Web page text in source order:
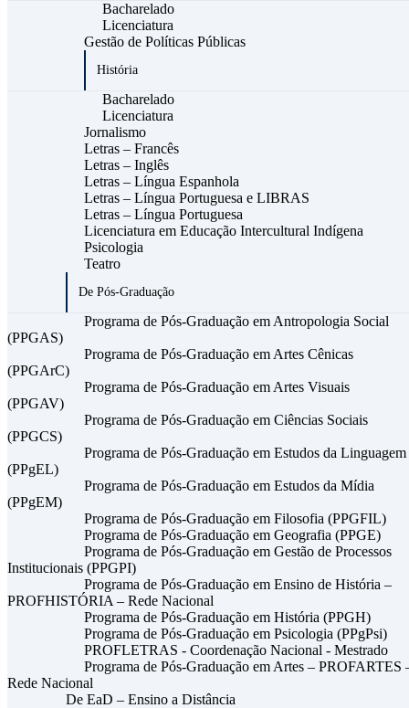
Bacharelado
Licenciatura
Gestão de Políticas Públicas
História
Bacharelado
Licenciatura
Jornalismo
Letras – Francês
Letras – Inglês
Letras – Língua Espanhola
Letras – Língua Portuguesa e LIBRAS
Letras – Língua Portuguesa
Licenciatura em Educação Intercultural Indígena
Psicologia
Teatro
De Pós-Graduação
Programa de Pós-Graduação em Antropologia Social
(PPGAS)
Programa de Pós-Graduação em Artes Cênicas
(PPGArC)
Programa de Pós-Graduação em Artes Visuais
(PPGAV)
Programa de Pós-Graduação em Ciências Sociais
(PPGCS)
Programa de Pós-Graduação em Estudos da Linguagem
(PPgEL)
Programa de Pós-Graduação em Estudos da Mídia
(PPgEM)
Programa de Pós-Graduação em Filosofia (PPGFIL)
Programa de Pós-Graduação em Geografia (PPGE)
Programa de Pós-Graduação em Gestão de Processos
Institucionais (PPGPI)
Programa de Pós-Graduação em Ensino de História –
PROFHISTÓRIA – Rede Nacional
Programa de Pós-Graduação em História (PPGH)
Programa de Pós-Graduação em Psicologia (PPgPsi)
PROFLETRAS - Coordenação Nacional - Mestrado
Programa de Pós-Graduação em Artes – PROFARTES
Rede Nacional
De EaD – Ensino a Distância